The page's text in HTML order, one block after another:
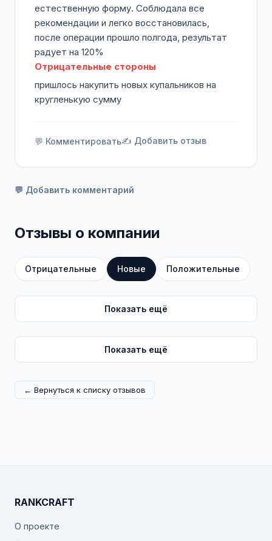
естественную форму. Соблюдала все
рекомендации и легко восстановилась,
после операции прошло полгода, результат
радует на 120%
Отрицательные стороны
пришлось накупить новых купальников на
кругленькую сумму
💬 Комментировать✍️ Добавить отзыв
💬 Добавить комментарий
Отзывы о компании
Отрицательные Новые Положительные
Показать ещё
Показать ещё
← Вернуться к списку отзывов
RANKCRAFT
О проекте